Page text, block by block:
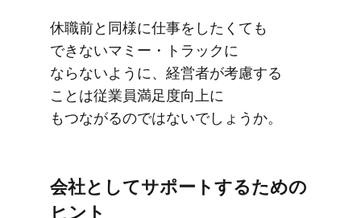
休職前と​同様に​仕事を​したくても​
できない​マミー・トラックに​
ならないように、​経営者が​考慮する​
ことは​従業員満足度向上に​
もつながるのではないでしょうか。
会社と​して​サポートする​ための​
ヒント